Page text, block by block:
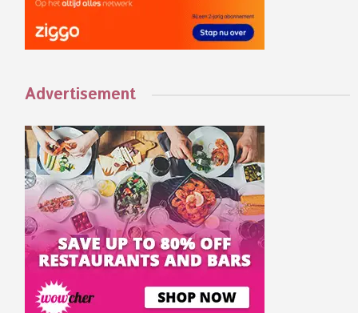
Advertisement